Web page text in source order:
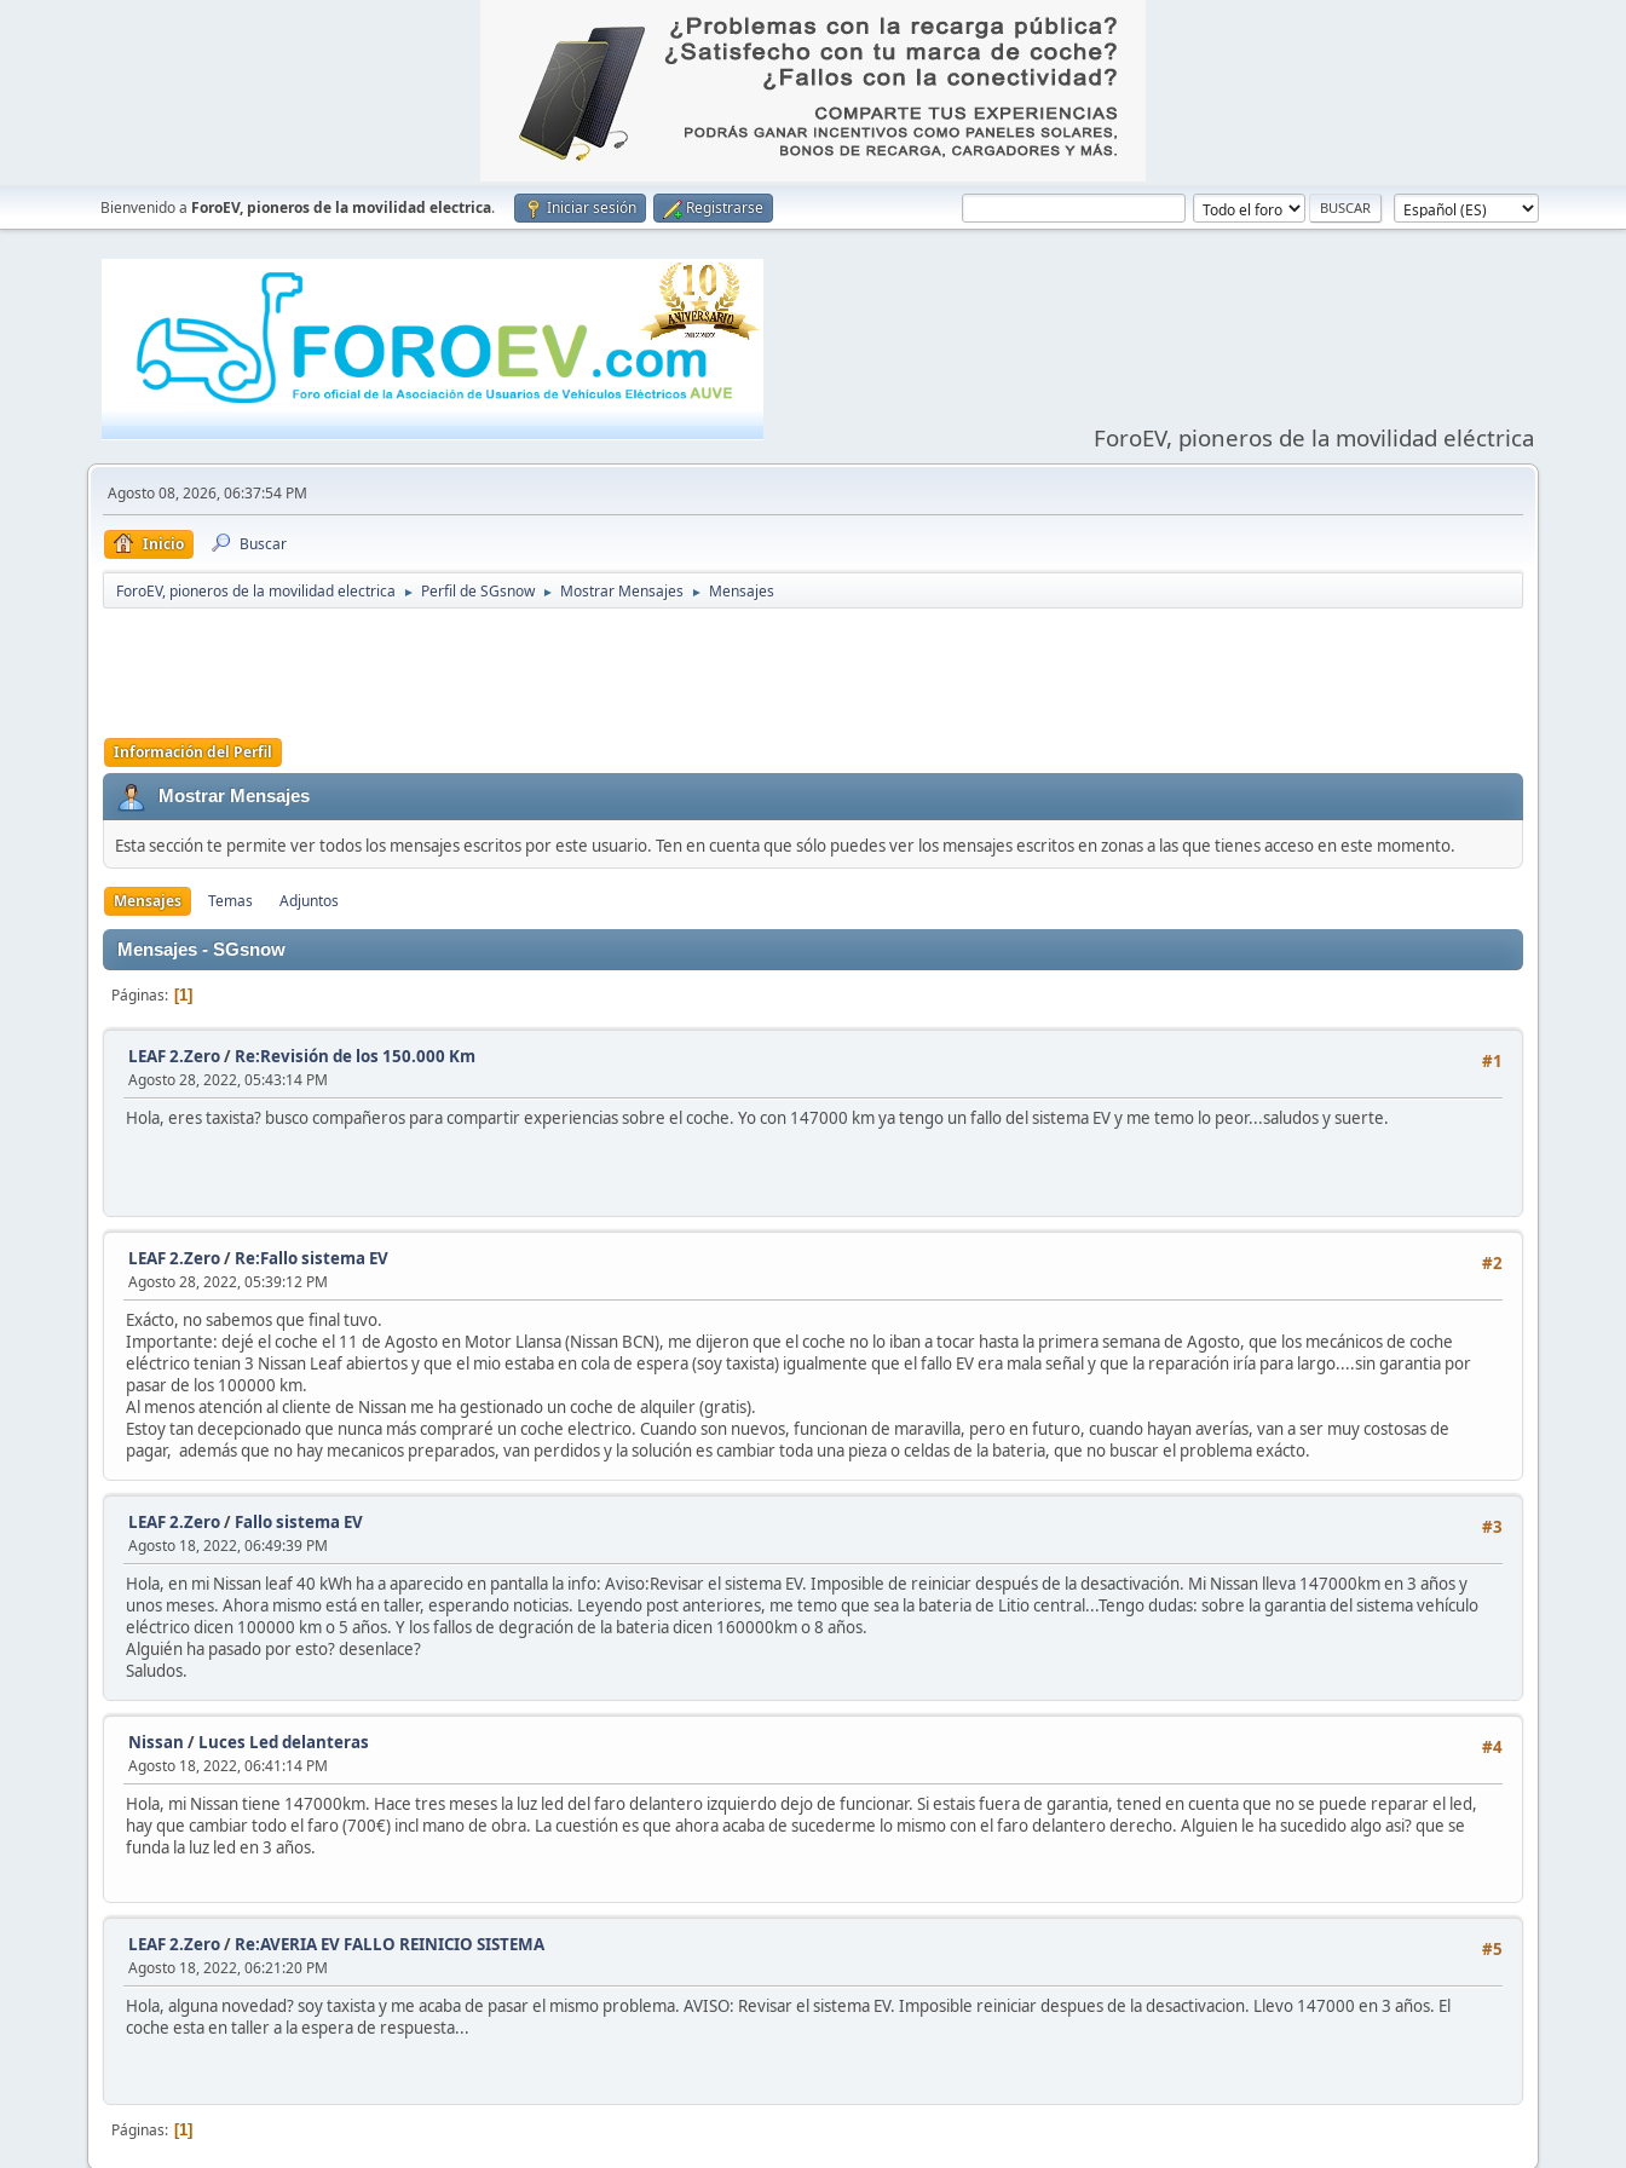
Bienvenido a ForoEV, pioneros de la movilidad electrica. Iniciar sesión Registrarse
ForoEV, pioneros de la movilidad eléctrica
Agosto 08, 2026, 06:37:54 PM
Inicio Buscar
ForoEV, pioneros de la movilidad electrica ► Perfil de SGsnow ► Mostrar Mensajes ► Mensajes
Información del Perfil
Mostrar Mensajes
Esta sección te permite ver todos los mensajes escritos por este usuario. Ten en cuenta que sólo puedes ver los mensajes escritos en zonas a las que tienes acceso en este momento.
Mensajes Temas Adjuntos
Mensajes - SGsnow
Páginas 1
#1
LEAF 2.Zero/ Re:Revisión de los 150.000 Km
Agosto 28, 2022, 05:43:14 PM
Hola, eres taxista? busco compañeros para compartir experiencias sobre el coche. Yo con 147000 km ya tengo un fallo del sistema EV y me temo lo peor...saludos y suerte.
#2
LEAF 2.Zero/ Re:Fallo sistema EV
Agosto 28, 2022, 05:39:12 PM
Exácto, no sabemos que final tuvo.
Importante: dejé el coche el 11 de Agosto en Motor Llansa (Nissan BCN), me dijeron que el coche no lo iban a tocar hasta la primera semana de Agosto, que los mecánicos de coche
eléctrico tenian 3 Nissan Leaf abiertos y que el mio estaba en cola de espera (soy taxista) igualmente que el fallo EV era mala señal y que la reparación iría para largo....sin garantia por
pasar de los 100000 km.
Al menos atención al cliente de Nissan me ha gestionado un coche de alquiler (gratis).
Estoy tan decepcionado que nunca más compraré un coche electrico. Cuando son nuevos, funcionan de maravilla, pero en futuro, cuando hayan averías, van a ser muy costosas de
pagar, además que no hay mecanicos preparados, van perdidos y la solución es cambiar toda una pieza o celdas de la bateria, que no buscar el problema exácto.
#3
LEAF 2.Zero/ Fallo sistema EV
Agosto 18, 2022, 06:49:39 PM
Hola, en mi Nissan leaf 40 kWh ha a aparecido en pantalla la info: Aviso:Revisar el sistema EV. Imposible de reiniciar después de la desactivación. Mi Nissan lleva 147000km en 3 años y
unos meses. Ahora mismo está en taller, esperando noticias. Leyendo post anteriores, me temo que sea la bateria de Litio central...Tengo dudas: sobre la garantia del sistema vehículo
eléctrico dicen 100000 km o 5 años. Y los fallos de degración de la bateria dicen 160000km o 8 años.
Alguién ha pasado por esto? desenlace?
Saludos.
#4
Nissan / Luces Led delanteras
Agosto 18, 2022, 06:41:14 PM
Hola, mi Nissan tiene 147000km. Hace tres meses la luz led del faro delantero izquierdo dejo de funcionar. Si estais fuera de garantia, tened en cuenta que no se puede reparar el led,
hay que cambiar todo el faro (700€) incl mano de obra. La cuestión es que ahora acaba de sucederme lo mismo con el faro delantero derecho. Alguien le ha sucedido algo asi? que se
funda la luz led en 3 años.
#5
LEAF 2.Zero/ Re:AVERIA EV FALLO REINICIO SISTEMA
Agosto 18, 2022, 06:21:20 PM
Hola, alguna novedad? soy taxista y me acaba de pasar el mismo problema. AVISO: Revisar el sistema EV. Imposible reiniciar despues de la desactivacion. Llevo 147000 en 3 años. El
coche esta en taller a la espera de respuesta...
Páginas 1